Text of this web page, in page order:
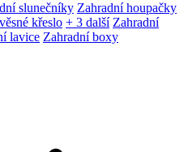
slunečníky Zahradní houpačky
křeslo + 3 další Zahradní
lavice Zahradní boxy